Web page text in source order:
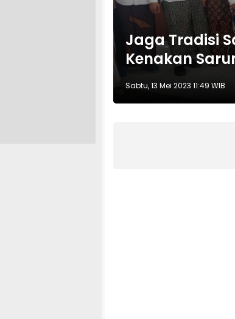
Jaga Tradisi
Kenakan
Sabtu, 13 Mei 2023 11:49 WIB